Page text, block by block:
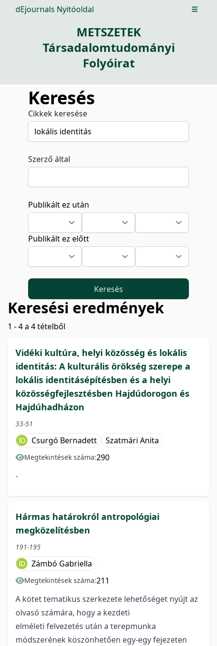
dEjournals Nyitóoldal Open
METSZETEK
Társadalomtudományi
Folyóirat
Keresés
Cikkek keresése
Szerző által
Publikált ez után
Publikált ez előtt
Keresés
Keresési eredmények
1 - 4 a 4 tételből
Vidéki kultúra, helyi közösség és lokális
identitás: A kulturális örökség szerepe a
lokális identitásépítésben és a helyi
közösségfejlesztésben Hajdúdorogon és
Hajdúhadházon
33-51
Csurgó Bernadett Szatmári Anita
Megtekintések száma:290
-
Hármas határokról antropológiai
megközelítésben
191-195
Zámbó Gabriella
Megtekintések száma:211
A kötet tematikus szerkezete lehetőséget nyújt az
olvasó számára, hogy a kezdeti
elméleti felvezetés után a terepmunka
módszerének köszönhetően egy-egy fejezeten